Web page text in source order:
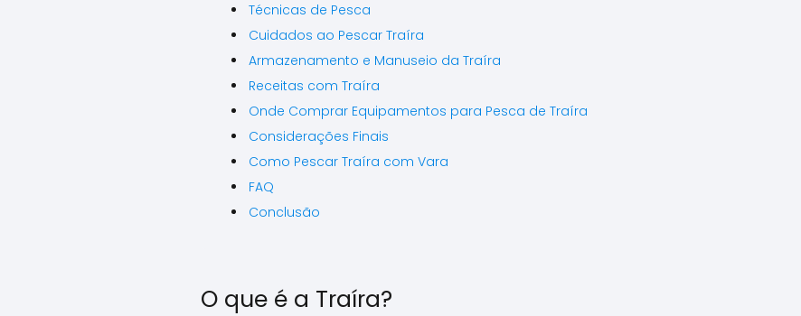
Técnicas de Pesca
Cuidados ao Pescar Traíra
Armazenamento e Manuseio da Traíra
Receitas com Traíra
Onde Comprar Equipamentos para Pesca de Traíra
Considerações Finais
Como Pescar Traíra com Vara
FAQ
Conclusão
O que é a Traíra?